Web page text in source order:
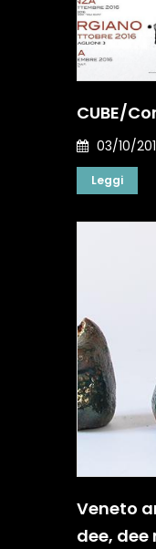
CUBE/
03/10/
Leggi
Veneto
dee,